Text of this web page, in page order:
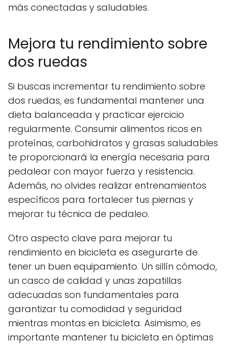
más conectadas y saludables.
Mejora tu rendimiento sobre
dos ruedas
Si buscas incrementar tu rendimiento sobre
dos ruedas, es fundamental mantener una
dieta balanceada y practicar ejercicio
regularmente. Consumir alimentos ricos en
proteínas, carbohidratos y grasas saludables
te proporcionará la energía necesaria para
pedalear con mayor fuerza y resistencia.
Además, no olvides realizar entrenamientos
específicos para fortalecer tus piernas y
mejorar tu técnica de pedaleo.
Otro aspecto clave para mejorar tu
rendimiento en bicicleta es asegurarte de
tener un buen equipamiento. Un sillín cómodo,
un casco de calidad y unas zapatillas
adecuadas son fundamentales para
garantizar tu comodidad y seguridad
mientras montas en bicicleta. Asimismo, es
importante mantener tu bicicleta en óptimas